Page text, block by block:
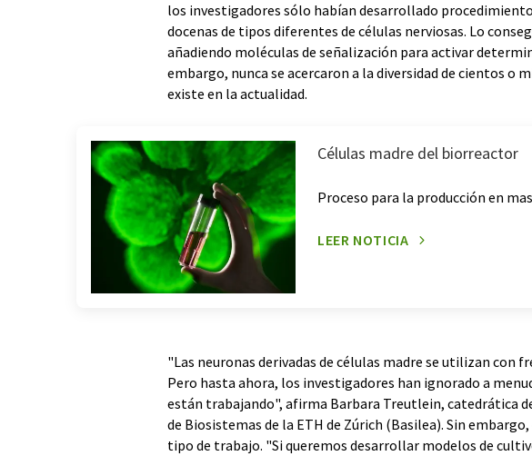
los investigadores sólo habían desarrollado
docenas de tipos diferentes de células nerviosas. Lo
añadiendo moléculas de señalización para activar
embargo, nunca se acercaron a la diversidad de cientos o
existe en la actualidad.
Células madre del biorreactor
Proceso para la producción en
LEER NOTICIA
"Las neuronas derivadas de células madre se utilizan con
Pero hasta ahora, los investigadores han ignorado a
están trabajando", afirma Barbara Treutlein, catedrática
de Biosistemas de la ETH de Zúrich (Basilea). Sin
tipo de trabajo. "Si queremos desarrollar modelos de